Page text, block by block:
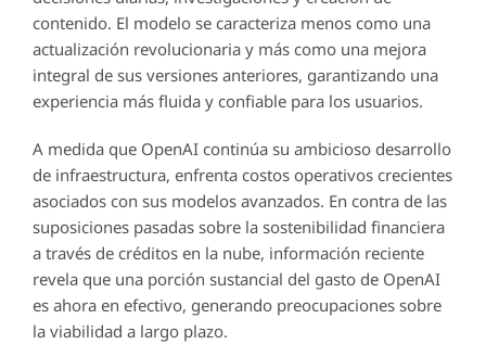
contenido. El modelo se caracteriza menos como una
actualización revolucionaria y más como una mejora
integral de sus versiones anteriores, garantizando una
experiencia más fluida y confiable para los usuarios.
A medida que OpenAI continúa su ambicioso desarrollo
de infraestructura, enfrenta costos operativos crecientes
asociados con sus modelos avanzados. En contra de las
suposiciones pasadas sobre la sostenibilidad financiera
a través de créditos en la nube, información reciente
revela que una porción sustancial del gasto de OpenAI
es ahora en efectivo, generando preocupaciones sobre
la viabilidad a largo plazo.